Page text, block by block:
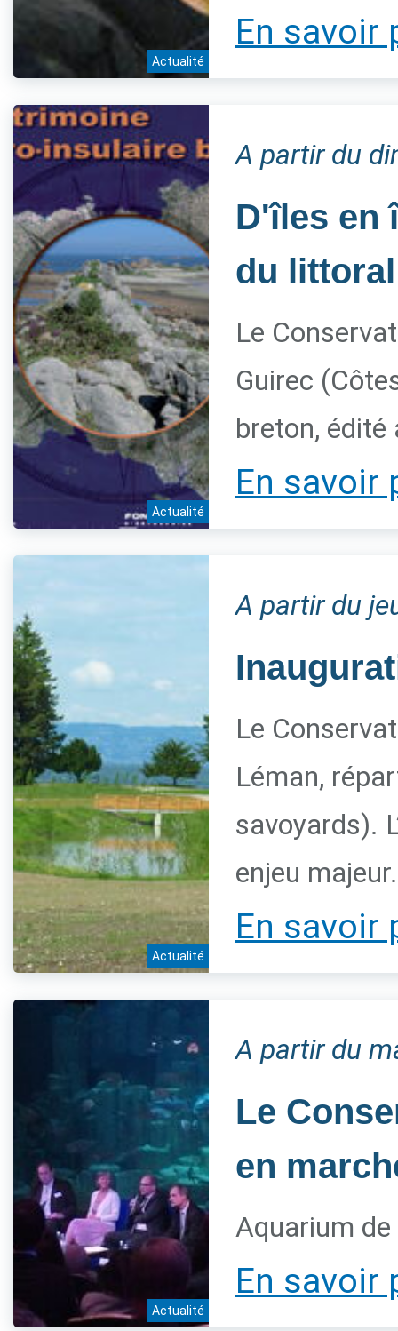
Actualité
En savoir
Actualité
A partir du
D'îles en
du
Le
Guirec
breton, édité
En savoir
Actualité
A partir du
Le
Léman,
savoyards).
enjeu majeur.
En savoir
Actualité
A partir du
Le
en
Aquarium
En savoir